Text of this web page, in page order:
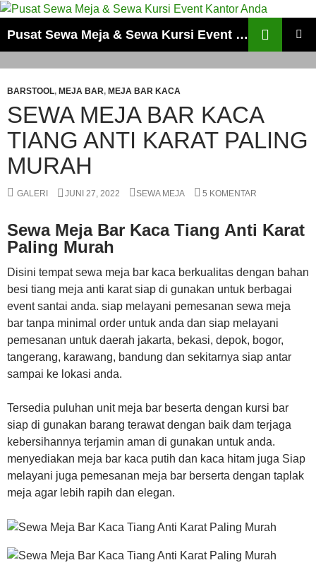
Pusat Sewa Meja & Sewa Kursi Event Kantor Anda
BARSTOOL, MEJA BAR, MEJA BAR KACA
SEWA MEJA BAR KACA
TIANG ANTI KARAT PALING
MURAH
GALERI JUNI 27, 2022 SEWA MEJA 5 KOMENTAR
Sewa Meja Bar Kaca Tiang Anti Karat
Paling Murah
Disini tempat sewa meja bar kaca berkualitas dengan bahan
besi tiang meja anti karat siap di gunakan untuk berbagai
event santai anda. siap melayani pemesanan sewa meja
bar tanpa minimal order untuk anda dan siap melayani
pemesanan untuk daerah jakarta, bekasi, depok, bogor,
tangerang, karawang, bandung dan sekitarnya siap antar
sampai ke lokasi anda.
Tersedia puluhan unit meja bar beserta dengan kursi bar
siap di gunakan barang terawat dengan baik dam terjaga
kebersihannya terjamin aman di gunakan untuk anda.
menyediakan meja bar kaca putih dan kaca hitam juga Siap
melayani juga pemesanan meja bar berserta dengan taplak
meja agar lebih rapih dan elegan.